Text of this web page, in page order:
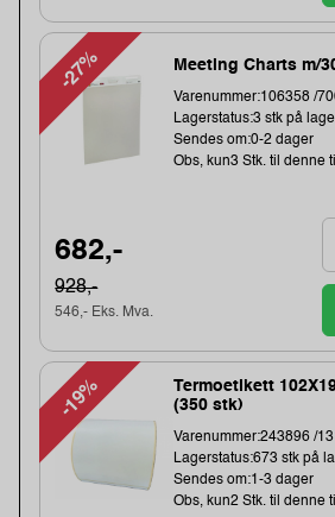
-27% Meeting Charts m/
Varenummer:106358 /
Lagerstatus:3 stk på
Sendes om:0-2 dager
Obs, kun3 Stk. til denne
682,-
928,-
546,- Eks. Mva.
-19%
Termoetikett
(350 stk)
Varenummer:243896 /
Lagerstatus:673 stk på
Sendes om:1-3 dager
Obs, kun2 Stk. til denne